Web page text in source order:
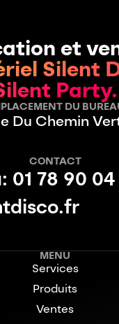
et
Silent
Party.
DU
Du Chemin
CONTACT
01 78 90
MENU
Services
Produits
Ventes